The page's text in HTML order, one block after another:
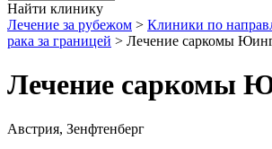
Найти клинику
Лечение за рубежом > Клиники по
рака за границей > Лечение саркомы
Лечение саркомы
Австрия, Зенфтенберг